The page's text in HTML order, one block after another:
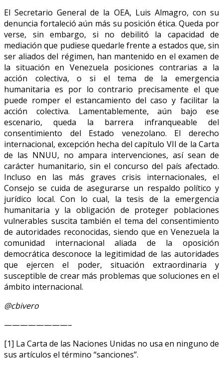
El Secretario General de la OEA, Luis Almagro, con su
denuncia fortaleció aún más su posición ética. Queda por
verse, sin embargo, si no debilitó la capacidad de
mediación que pudiese quedarle frente a estados que, sin
ser aliados del régimen, han mantenido en el examen de
la situación en Venezuela posiciones contrarias a la
acción colectiva, o si el tema de la emergencia
humanitaria es por lo contrario precisamente el que
puede romper el estancamiento del caso y facilitar la
acción colectiva. Lamentablemente, aún bajo ese
escenario, queda la barrera infranqueable del
consentimiento del Estado venezolano. El derecho
internacional, excepción hecha del capítulo VII de la Carta
de las NNUU, no ampara intervenciones, así sean de
carácter humanitario, sin el concurso del país afectado.
Incluso en las más graves crisis internacionales, el
Consejo se cuida de asegurarse un respaldo político y
jurídico local. Con lo cual, la tesis de la emergencia
humanitaria y la obligación de proteger poblaciones
vulnerables suscita también el tema del consentimiento
de autoridades reconocidas, siendo que en Venezuela la
comunidad internacional aliada de la oposición
democrática desconoce la legitimidad de las autoridades
que ejercen el poder, situación extraordinaria y
susceptible de crear más problemas que soluciones en el
ámbito internacional.
@cbivero
————————–
[1] La Carta de las Naciones Unidas no usa en ninguno de
sus artículos el término “sanciones”.